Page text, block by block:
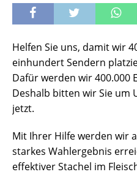
Helfen Sie uns, damit wir
einhundert Sendern
Dafür werden wir 400.000
Deshalb bitten wir Sie um
jetzt.
Mit Ihrer Hilfe werden wir
starkes Wahlergebnis
effektiver Stachel im